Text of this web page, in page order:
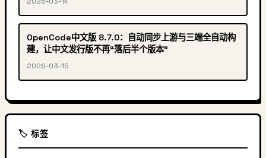
OpenCode中文版 8.7.0：自动同步上游与三端全自动构
建，让中文发行版不再“落后半个版本”
2026-03-15
🏷️ 标签